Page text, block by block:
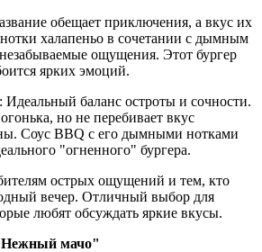
обещает приключения, а вкус их
халапеньо в сочетании с дымным
ощущения. Этот бургер
ярких эмоций.
Идеальный баланс остроты и сочности.
но не перебивает вкус
Соус BBQ с его дымными нотками
"огненного" бургера.
острых ощущений и тем, кто
вечер. Отличный выбор для
любят обсуждать яркие вкусы.
мачо"